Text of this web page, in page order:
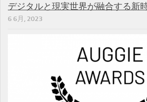
デジタルと現実世界が融合する新
6 6月, 2023